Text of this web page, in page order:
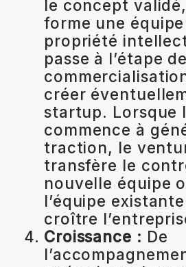
le concept
forme une
propriété
passe à l’étape de
créer
startup. Lorsque
commence à
traction, le
transfère le
nouvelle équipe
l’équipe
croître
Croissance : De